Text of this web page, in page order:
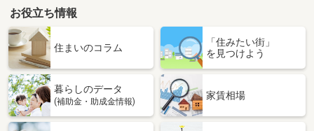
お役立ち情報
住まいのコラム
「住みたい街」
を見つけよう
暮らしのデータ
(補助金・助成金情報)
家賃相場